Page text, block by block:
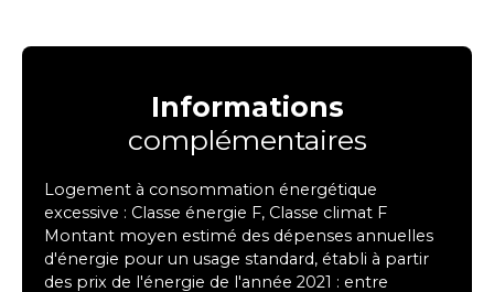
Informations
complémentaires
Logement à consommation énergétique
excessive : Classe énergie F, Classe climat F
Montant moyen estimé des dépenses annuelles
d'énergie pour un usage standard, établi à partir
des prix de l'énergie de l'année 2021 : entre